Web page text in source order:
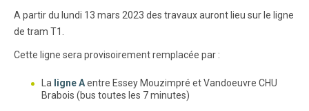
A partir du lundi 13 mars 2023 des travaux auront lieu sur le ligne
de tram T1.
Cette ligne sera provisoirement remplacée par :
La ligne Aentre Essey Mouzimpré et Vandoeuvre CHU
Brabois (bus toutes les 7 minutes)